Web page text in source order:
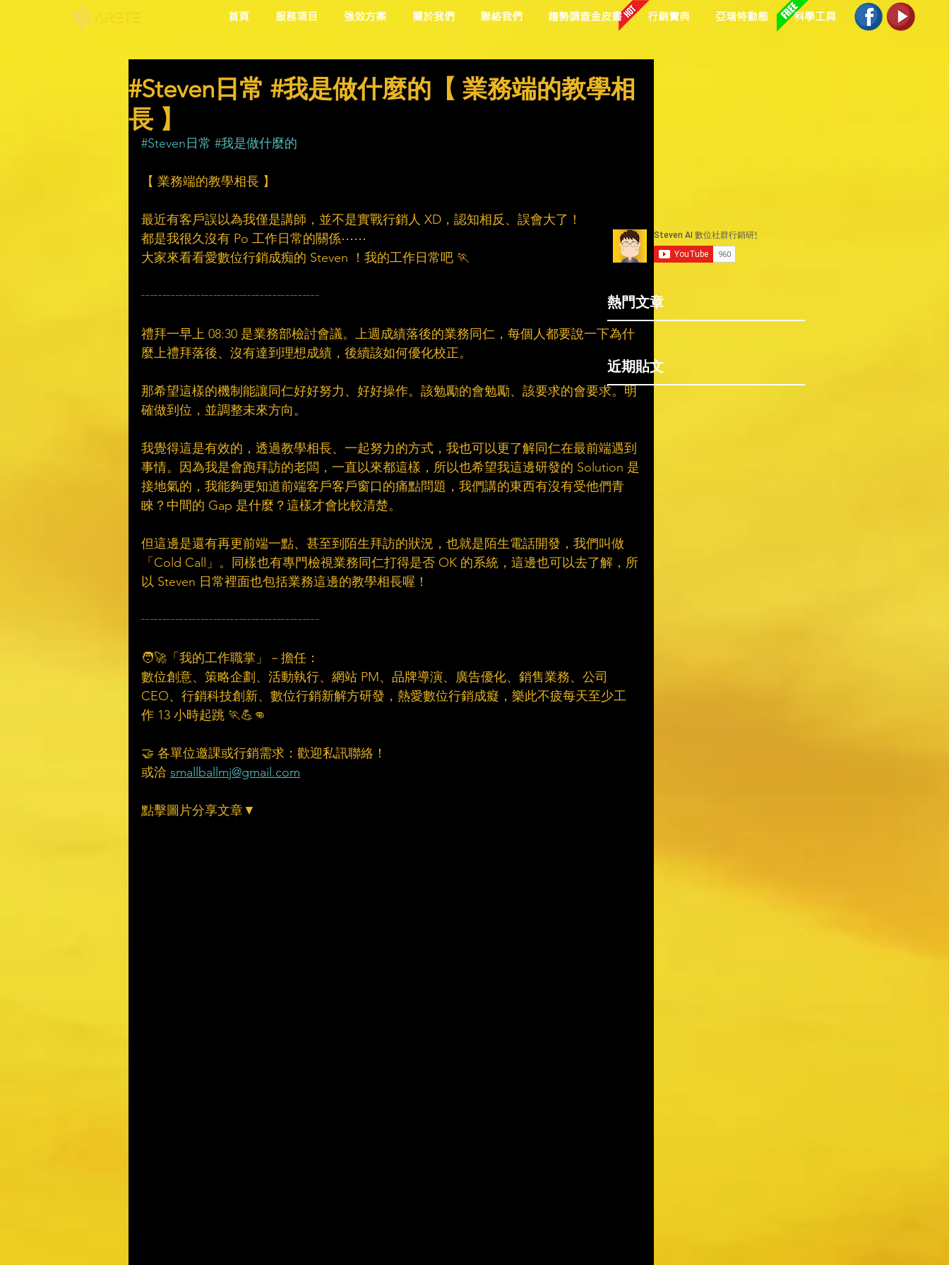
首頁 服務項目 強效方案 關於我們 聯絡我們 趨勢調查金皮書 行銷寶典 亞瑞特動態 科學工具
#Steven日常 #我是做什麼的​【 業務端的教學相
長 】
#Steven日常 #我是做什麼的
【 業務端的教學相長 】
最近有客戶誤以為我僅是講師，並不是實戰行銷人 XD，認知相反、誤會大了！
都是我很久沒有 Po 工作日常的關係⋯⋯
大家來看看愛數位行銷成痴的 Steven ！我的工作日常吧 🏃
┄┄┄┄┄┄┄┄┄┄┄┄┄┄
禮拜一早上 08:30 是業務部檢討會議。上週成績落後的業務同仁，每個人都要說一下為什
麼上禮拜落後、沒有達到理想成績，後續該如何優化校正。
那希望這樣的機制能讓同仁好好努力、好好操作。該勉勵的會勉勵、該要求的會要求。明
確做到位，並調整未來方向。
我覺得這是有效的，透過教學相長、一起努力的方式，我也可以更了解同仁在最前端遇到
事情。因為我是會跑拜訪的老闆，一直以來都這樣，所以也希望我這邊研發的 Solution 是
接地氣的，我能夠更知道前端客戶客戶窗口的痛點問題，我們講的東西有沒有受他們青
睞？中間的 Gap 是什麼？這樣才會比較清楚。
但這邊是還有再更前端一點、甚至到陌生拜訪的狀況，也就是陌生電話開發，我們叫做
「Cold Call」。同樣也有專門檢視業務同仁打得是否 OK 的系統，這邊也可以去了解，所
以 Steven 日常裡面也包括業務這邊的教學相長喔！
┄┄┄┄┄┄┄┄┄┄┄┄┄┄
🧑‍🚀「我的工作職掌」－擔任：
數位創意、策略企劃、活動執行、網站 PM、品牌導演、廣告優化、銷售業務、公司
CEO、行銷科技創新、數位行銷新解方研發，熱愛數位行銷成癡，樂此不疲每天至少工
作 13 小時起跳 🏃💪👊
🤝 各單位邀課或行銷需求：歡迎私訊聯絡！
或洽 smallballmj@gmail.com
點擊圖片分享文章▼
熱門文章
近期貼文